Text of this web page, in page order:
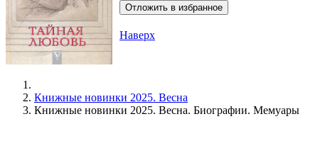
Отложить в избранное
Наверх
Книжные новинки 2025. Весна
Книжные новинки 2025. Весна. Биографии. Мемуары